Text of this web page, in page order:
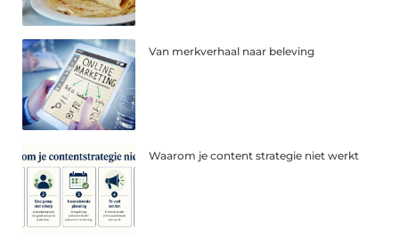
Van merkverhaal naar beleving
Waarom je content strategie niet werkt